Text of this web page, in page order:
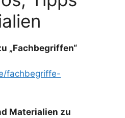
„Fachbegriffen“
fachbegriffe-
Materialien zu